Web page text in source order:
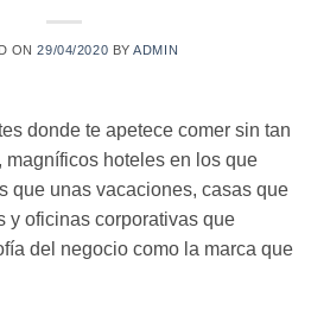
ON29/04/2020 BYADMIN
donde te apetece comer sin tan
magníficos hoteles en los que
que unas vacaciones, casas que
y oficinas corporativas que
del negocio como la marca que